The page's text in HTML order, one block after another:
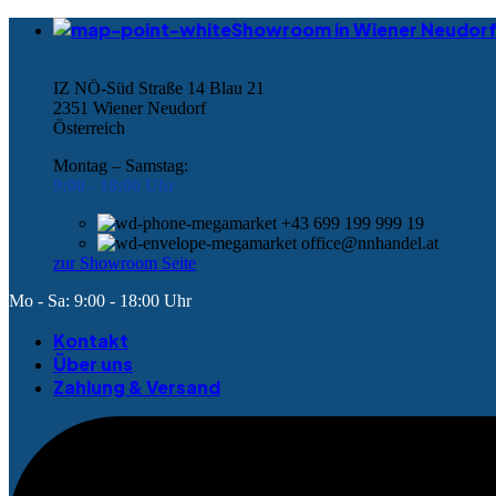
Showroom in Wiener Neudorf
IZ NÖ-Süd Straße 14 Blau 21
2351 Wiener Neudorf
Österreich
Montag – Samstag:
9:00 - 18:00 Uhr
+43 699 199 999 19
office@nnhandel.at
zur Showroom Seite
Mo - Sa: 9:00 - 18:00 Uhr
Kontakt
Über uns
Zahlung & Versand